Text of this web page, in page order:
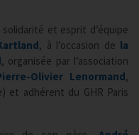
solidarité et esprit d’équipe
, à l’occasion de la
, organisée par l’association
OlivierLenormand,
et adhérent du GHR Paris